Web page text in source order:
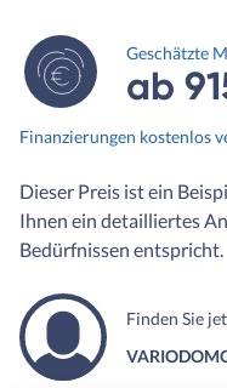
Geschätzte
ab
Finanzierungen kostenlos
Dieser Preis ist ein
Ihnen ein detailliertes
Bedürfnissen entspricht.
Finden Sie